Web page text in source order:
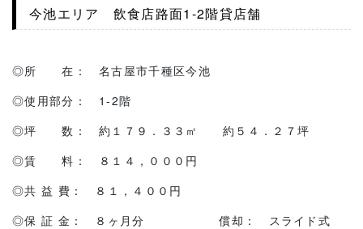
今池エリア 飲食店路面1-2階貸店舗
◎所 在： 名古屋市千種区今池
◎使用部分： 1-2階
◎坪 数： 約１７９．３３㎡ 約５４．２７坪
◎賃 料： ８１４，０００円
◎共 益 費： ８１，４００円
◎保 証 金： ８ヶ月分 償却： スライド式